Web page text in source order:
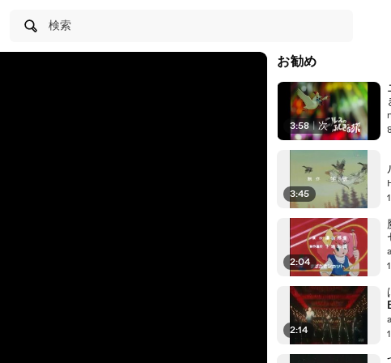
検索
お勧め
3:58 | 次
3:45
2:04
2:14